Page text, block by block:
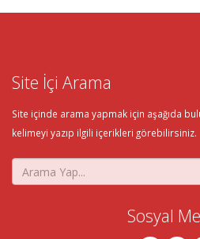
Site İçi Arama
Site içinde arama yapmak için aşağıda
kelimeyi yazıp ilgili içerikleri görebilirsiniz.
Sosyal